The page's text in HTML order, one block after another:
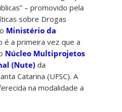
– promovido pela
sobre Drogas
Ministério da
é a primeira vez que a
Núcleo Multiprojetos
(Nute) da
Catarina (UFSC). A
na modalidade a